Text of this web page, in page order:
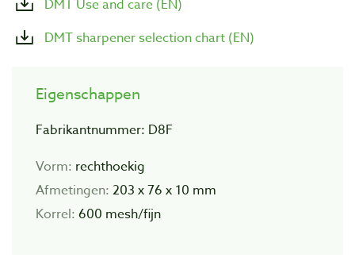
DMT Use and care (EN)
DMT sharpener selection chart (EN)
Eigenschappen
Fabrikantnummer: D8F
Vorm: rechthoekig
Afmetingen: 203 x 76 x 10 mm
Korrel: 600 mesh/fijn